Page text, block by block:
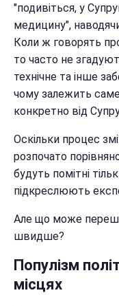
"подивіться, у
медицину",
Коли ж говорять
то часто не
технічне та інше
чому залежить
конкретно від
Оскільки процес
розпочато
будуть помітні
підкреслюють
Але що може
швидше?
Популізм
місцях